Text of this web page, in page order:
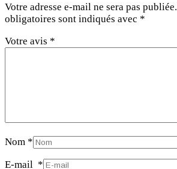
Votre adresse e-mail ne sera pas publiée.
obligatoires sont indiqués avec *
Votre avis *
Nom *
E-mail *